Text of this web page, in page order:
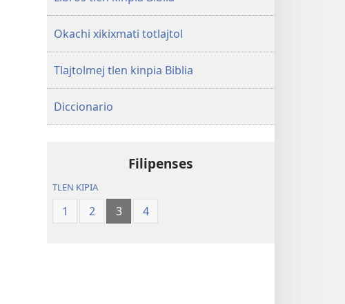
Okachi xikixmati totlajtol
Tlajtolmej tlen kinpia Biblia
Diccionario
Filipenses
TLEN KIPIA
1 2 3 4